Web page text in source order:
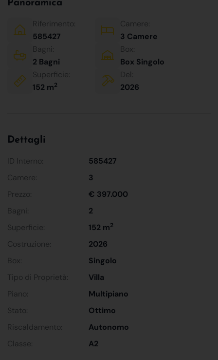
Panoramica
Riferimento:
585427
Camere:
3 Camere
Bagni:
2 Bagni
Box:
Box Singolo
Superficie:
152 m2
Del:
2026
Dettagli
ID Interno:
585427
Camere:
3
Prezzo:
€ 397.000
Bagni:
2
Superficie:
152 m2
Costruzione:
2026
Box:
Singolo
Tipo di Proprietà:
Villa
Piano:
Multipiano
Stato:
Ottimo
Riscaldamento:
Autonomo
Classe:
A2